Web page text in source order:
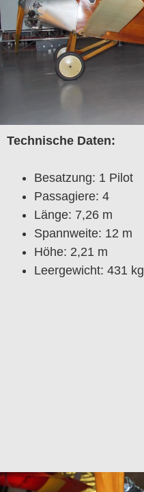
Technische Daten:
Besatzung: 1 Pilot
Passagiere: 4
Länge: 7,26 m
Spannweite: 12 m
Höhe: 2,21 m
Leergewicht: 431 kg